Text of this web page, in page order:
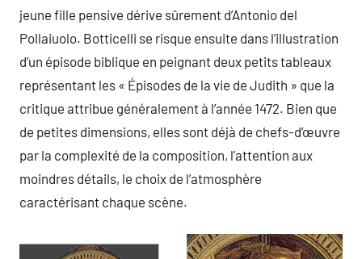
jeune fille pensive dérive sûrement d’Antonio del
Pollaiuolo. Botticelli se risque ensuite dans l’illustration
d’un épisode biblique en peignant deux petits tableaux
représentant les « Épisodes de la vie de Judith » que la
critique attribue généralement à l’année 1472. Bien que
de petites dimensions, elles sont déjà de chefs-d’œuvre
par la complexité de la composition, l’attention aux
moindres détails, le choix de l’atmosphère
caractérisant chaque scène.